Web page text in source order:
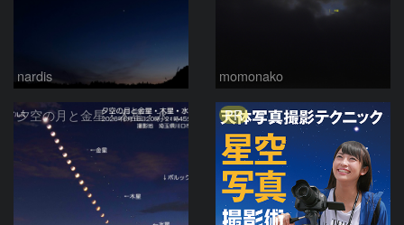
nardis momonako
夕空の月と金星・木星・水星の接近 2026/6/18 PR